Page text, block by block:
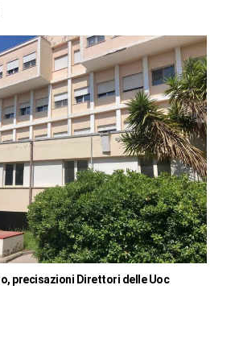
precisazioni Direttori delle Uoc